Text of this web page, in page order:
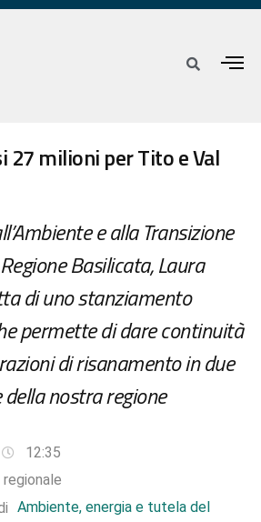
27 milioni per Tito e Val
e alla Transizione
Basilicata, Laura
di uno stanziamento
permette di dare continuità
di risanamento in due
nostra regione
12:35
regionale
Ambiente, energia e tutela del